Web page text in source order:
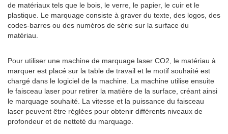
de matériaux tels que le bois, le verre, le papier, le cuir et le
plastique. Le marquage consiste à graver du texte, des logos, des
codes-barres ou des numéros de série sur la surface du
matériau.
Pour utiliser une machine de marquage laser CO2, le matériau à
marquer est placé sur la table de travail et le motif souhaité est
chargé dans le logiciel de la machine. La machine utilise ensuite
le faisceau laser pour retirer la matière de la surface, créant ainsi
le marquage souhaité. La vitesse et la puissance du faisceau
laser peuvent être réglées pour obtenir différents niveaux de
profondeur et de netteté du marquage.